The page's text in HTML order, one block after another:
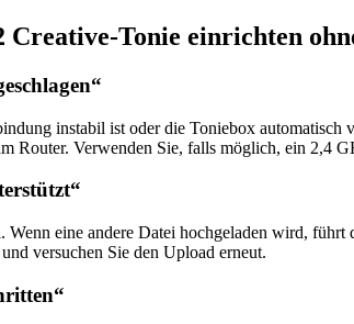
Creative-Tonie einrichten
instabil ist oder die Toniebox
Router. Verwenden Sie, falls möglich, ein 2,4
eine andere Datei hochgeladen wird,
versuchen Sie den Upload erneut.